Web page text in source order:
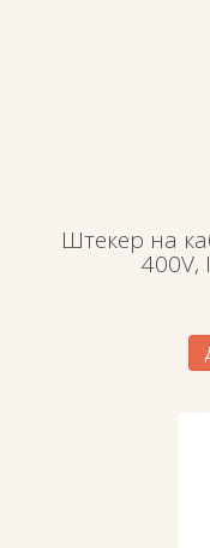
Штекер на
400V,